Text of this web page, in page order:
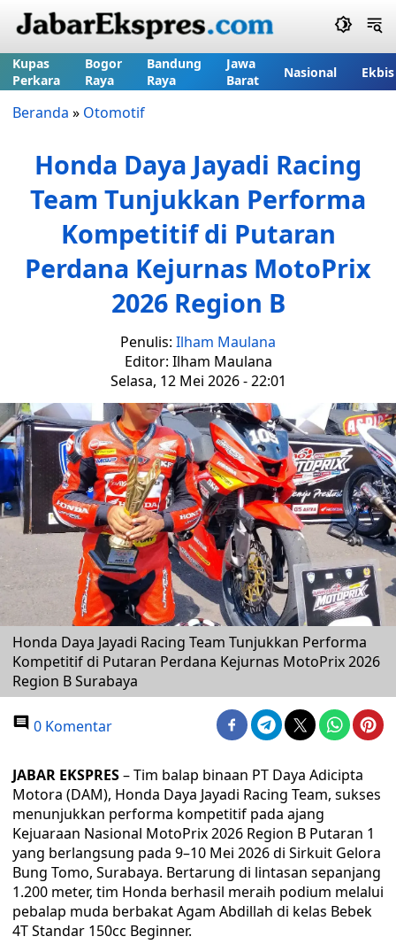
Kupas
Perkara
Bogor
Raya
Bandung
Raya
Jawa
Barat
Nasional Ekbis
Beranda » Otomotif
Honda Daya Jayadi Racing
Team Tunjukkan Performa
Kompetitif di Putaran
Perdana Kejurnas MotoPrix
2026 Region B
Penulis: Ilham Maulana
Editor: Ilham Maulana
Selasa, 12 Mei 2026 - 22:01
Honda Daya Jayadi Racing Team Tunjukkan Performa
Kompetitif di Putaran Perdana Kejurnas MotoPrix 2026
Region B Surabaya
0 Komentar
JABAR EKSPRES– Tim balap binaan PT Daya Adicipta
Motora (DAM), Honda Daya Jayadi Racing Team, sukses
menunjukkan performa kompetitif pada ajang
Kejuaraan Nasional MotoPrix 2026 Region B Putaran 1
yang berlangsung pada 9–10 Mei 2026 di Sirkuit Gelora
Bung Tomo, Surabaya. Bertarung di lintasan sepanjang
1.200 meter, tim Honda berhasil meraih podium melalui
pebalap muda berbakat Agam Abdillah di kelas Bebek
4T Standar 150cc Beginner.